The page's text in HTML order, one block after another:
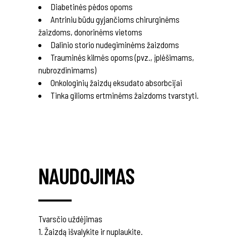
Diabetinės pėdos opoms
Antriniu būdu gyjančioms chirurginėms
žaizdoms, donorinėms vietoms
Dalinio storio nudegiminėms žaizdoms
Trauminės kilmės opoms (pvz., įplėšimams,
nubrozdinimams)
Onkologinių žaizdų eksudato absorbcijai
Tinka gilioms ertminėms žaizdoms tvarstyti.
NAUDOJIMAS
Tvarsčio uždėjimas
1. Žaizdą išvalykite ir nuplaukite.